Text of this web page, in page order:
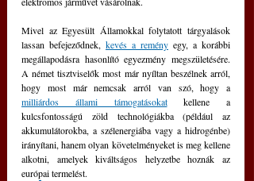
Mivel az Egyesült Államokkal folytatott tárgyalások
lassan befejeződnek, kevés a remény egy, a korábbi
megállapodásra hasonlító egyezmény megszületésére.
A német tisztviselők most már nyíltan beszélnek arról,
hogy most már nemcsak arról van szó, hogy a
milliárdos állami támogatásokat kellene a
kulcsfontosságú zöld technológiákba (például az
akkumulátorokba, a szélenergiába vagy a hidrogénbe)
irányítani, hanem olyan követelményeket is meg kellene
alkotni, amelyek kiváltságos helyzetbe hoznák az
európai termelést.